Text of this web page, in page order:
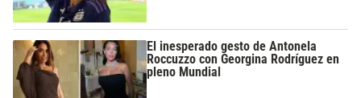
El inesperado gesto de Antonela
Roccuzzo con Georgina Rodríguez en
pleno Mundial